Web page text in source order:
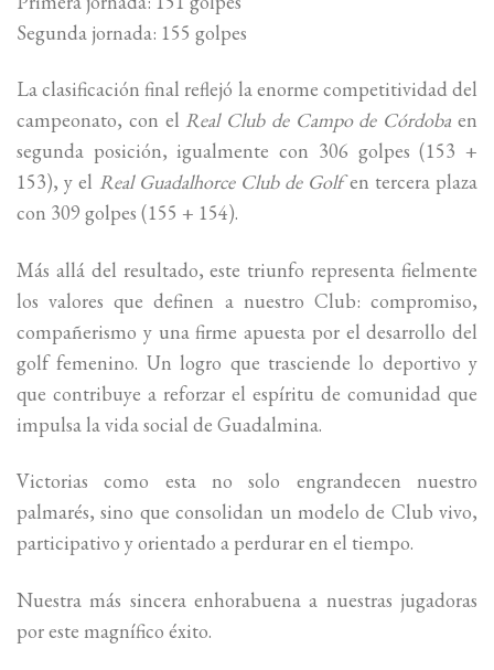
Segunda jornada: 155 golpes
La clasificación final reflejó la enorme competitividad del
campeonato, con el Real Club de Campo de Córdoba en
segunda posición, igualmente con 306 golpes (153 +
153), y el Real Guadalhorce Club de Golfen tercera plaza
con 309 golpes (155 + 154).
Más allá del resultado, este triunfo representa fielmente
los valores que definen a nuestro Club: compromiso,
compañerismo y una firme apuesta por el desarrollo del
golf femenino. Un logro que trasciende lo deportivo y
que contribuye a reforzar el espíritu de comunidad que
impulsa la vida social de Guadalmina.
Victorias como esta no solo engrandecen nuestro
palmarés, sino que consolidan un modelo de Club vivo,
participativo y orientado a perdurar en el tiempo.
Nuestra más sincera enhorabuena a nuestras jugadoras
por este magnífico éxito.